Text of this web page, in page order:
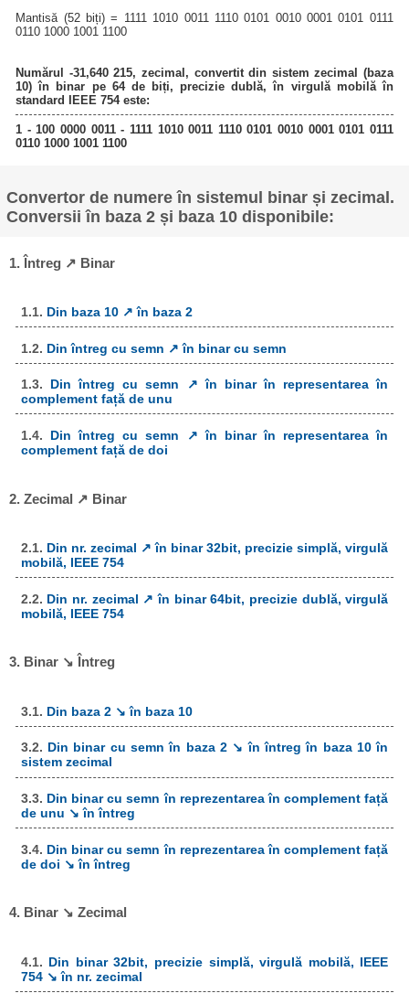
Mantisă (52 biți) = 1111 1010 0011 1110 0101 0010 0001 0101 0111
0110 1000 1001 1100
Numărul -31,640 215, zecimal, convertit din sistem zecimal (baza
10) în binar pe 64 de biți, precizie dublă, în virgulă mobilă în
standard IEEE 754 este:
1 - 100 0000 0011 - 1111 1010 0011 1110 0101 0010 0001 0101 0111
0110 1000 1001 1100
Convertor de numere în sistemul binar și zecimal.
Conversii în baza 2 și baza 10 disponibile:
1. Întreg ↗ Binar
1.1. Din baza 10 ↗ în baza 2
1.2. Din întreg cu semn ↗ în binar cu semn
1.3. Din întreg cu semn ↗ în binar în representarea în
complement față de unu
1.4. Din întreg cu semn ↗ în binar în representarea în
complement față de doi
2. Zecimal ↗ Binar
2.1. Din nr. zecimal ↗ în binar 32bit, precizie simplă, virgulă
mobilă, IEEE 754
2.2. Din nr. zecimal ↗ în binar 64bit, precizie dublă, virgulă
mobilă, IEEE 754
3. Binar ↘ Întreg
3.1. Din baza 2 ↘ în baza 10
3.2. Din binar cu semn în baza 2 ↘ în întreg în baza 10 în
sistem zecimal
3.3. Din binar cu semn în reprezentarea în complement față
de unu ↘ în întreg
3.4. Din binar cu semn în reprezentarea în complement față
de doi ↘ în întreg
4. Binar ↘ Zecimal
4.1. Din binar 32bit, precizie simplă, virgulă mobilă, IEEE
754 ↘ în nr. zecimal